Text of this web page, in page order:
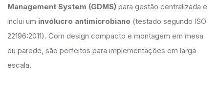
Management System (GDMS) para gestão centralizada e
inclui um invólucro antimicrobiano (testado segundo ISO
22196:2011). Com design compacto e montagem em mesa
ou parede, são perfeitos para implementações em larga
escala.